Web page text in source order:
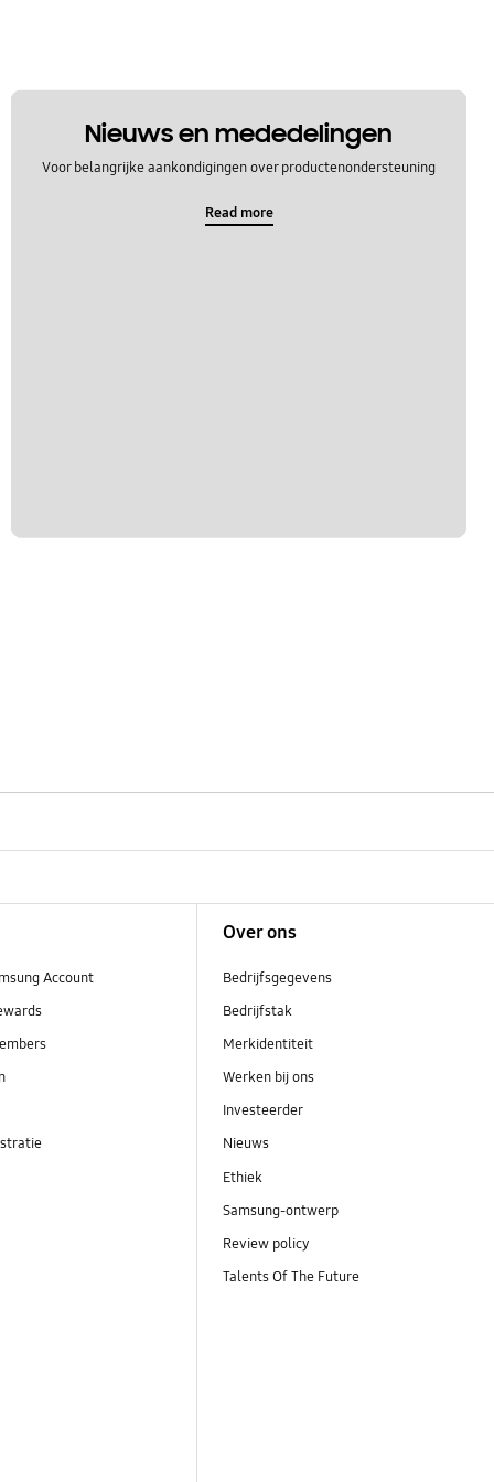
Nieuws en mededelingen
Voor belangrijke aankondigingen over productenondersteuning
Read more
Account
Over ons
Bedrijfsgegevens
Bedrijfstak
Merkidentiteit
Werken bij ons
Investeerder
Nieuws
Ethiek
Samsung-ontwerp
Review policy
Talents Of The Future